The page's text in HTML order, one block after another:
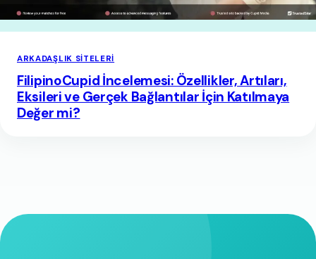
ARKADAŞLIK SITELERI
FilipinoCupid İncelemesi: Özellikler, Artıları,
Eksileri ve Gerçek Bağlantılar İçin Katılmaya
Değer mi?